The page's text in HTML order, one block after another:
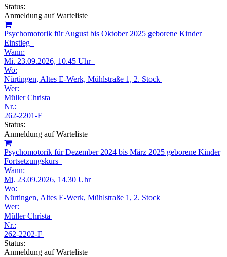
Status:
Anmeldung auf Warteliste
Psychomotorik für August bis Oktober 2025 geborene Kinder
Einstieg
Wann:
Mi. 23.09.2026, 10.45 Uhr
Wo:
Nürtingen, Altes E-Werk, Mühlstraße 1, 2. Stock
Wer:
Müller Christa
Nr.:
262-2201-F
Status:
Anmeldung auf Warteliste
Psychomotorik für Dezember 2024 bis März 2025 geborene Kinder
Fortsetzungskurs
Wann:
Mi. 23.09.2026, 14.30 Uhr
Wo:
Nürtingen, Altes E-Werk, Mühlstraße 1, 2. Stock
Wer:
Müller Christa
Nr.:
262-2202-F
Status:
Anmeldung auf Warteliste